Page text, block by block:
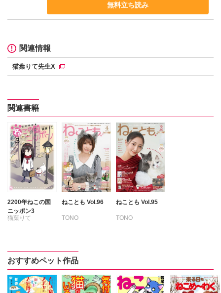
無料立ち読み
関連情報
猫葉りて先生X
関連書籍
2200年ねこの国
ニッポン3
猫葉りて
ねことも Vol.96
TONO
おおさと理央
たぁぽん
ただまさひろ
なかやまさち
ねことも Vol.95
TONO
たぁぽん
ただまさひろ
おすすめペット作品